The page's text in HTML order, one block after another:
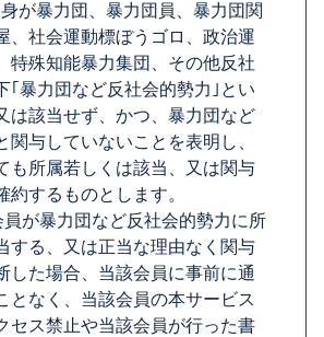
が暴力団、暴力団員、暴力団関
、社会運動標ぼうゴロ、政治運
特殊知能暴力集団、その他反社
｢暴力団など反社会的勢力｣とい
は該当せず、かつ、暴力団など
関与していないことを表明し、
も所属若しくは該当、又は関与
約するものとします。
が暴力団など反社会的勢力に所
する、又は正当な理由なく関与
した場合、当該会員に事前に通
となく、当該会員の本サービス
セス禁止や当該会員が行った書